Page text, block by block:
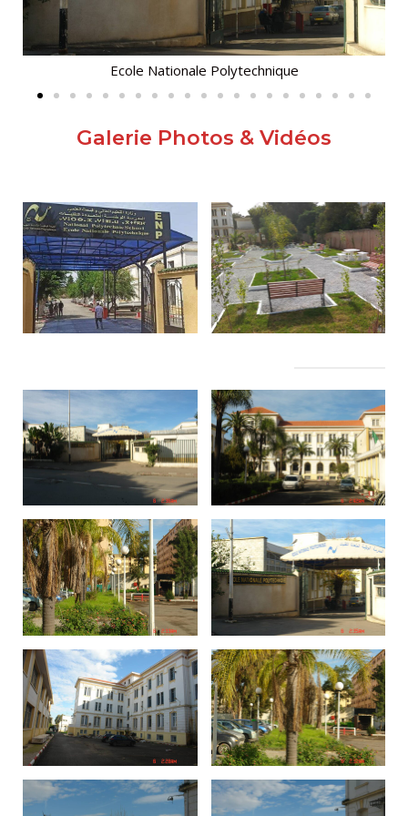
الأقــســــام الـتـحــضـيـريـــة
البرنامج الدراسي
عروض التكوين
التربصات
ميثاق الأداب والأخلاقيات الجامعية
Ecole Nationale Polytechnique
Galerie Photos & Vidéos